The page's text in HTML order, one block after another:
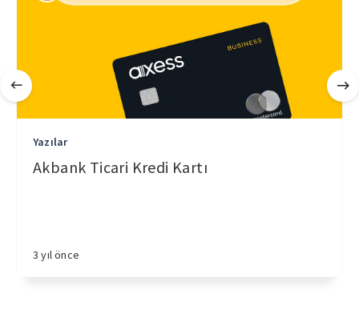
Yazılar
Akbank Ticari Kredi Kartı
3 yıl önce